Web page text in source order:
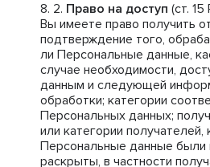
Право на доступ (ст.
Вы имеете право получить
подтверждение того,
ли Персональные данные,
случае необходимости,
данным и следующей
обработки; категории
Персональных данных;
или категории
Персональные данные были
раскрыты, в частности